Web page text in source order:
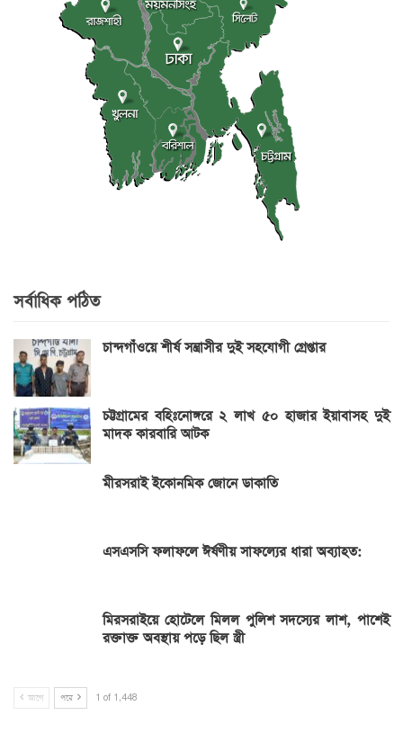
সর্বাধিক পঠিত
চান্দগাঁওয়ে শীর্ষ সন্ত্রাসীর দুই সহযোগী গ্রেপ্তার
চট্টগ্রামের বহিঃনোঙ্গরে ২ লাখ ৫০ হাজার ইয়াবাসহ দুই
মাদক কারবারি আটক
মীরসরাই ইকোনমিক জোনে ডাকাতি
এসএসসি ফলাফলে ঈর্ষণীয় সাফল্যের ধারা অব্যাহত:
মিরসরাইয়ে হোটেলে মিলল পুলিশ সদস্যের লাশ, পাশেই
রক্তাক্ত অবস্থায় পড়ে ছিল স্ত্রী
আগে পরে 1 of 1,448